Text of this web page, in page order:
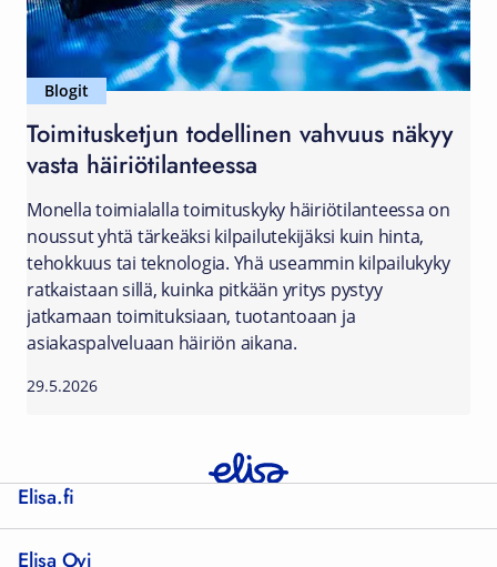
Blogit
Toimitusketjun todellinen vahvuus näkyy
vasta häiriötilanteessa
Monella toimialalla toimituskyky häiriötilanteessa on
noussut yhtä tärkeäksi kilpailutekijäksi kuin hinta,
tehokkuus tai teknologia. Yhä useammin kilpailukyky
ratkaistaan sillä, kuinka pitkään yritys pystyy
jatkamaan toimituksiaan, tuotantoaan ja
asiakaspalveluaan häiriön aikana.
29.5.2026
Elisa.fi
Elisa Oyj